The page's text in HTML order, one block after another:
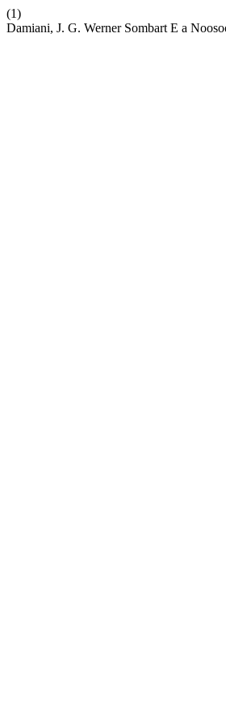
(1)
Damiani, J. G. Werner Sombart E a